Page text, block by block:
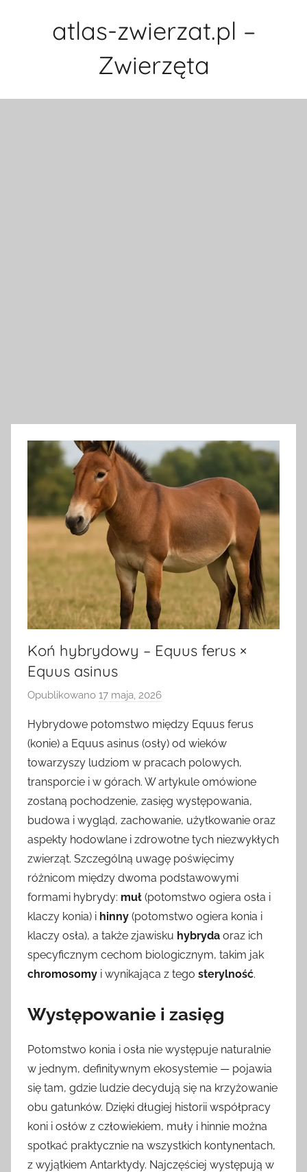
atlas-zwierzat.pl –
Zwierzęta
Koń hybrydowy – Equus ferus ×
Equus asinus
Opublikowano 17 maja, 2026
z
e
z
Hybrydowe potomstwo między Equus ferus
(konie) a Equus asinus (osły) od wieków
towarzyszy ludziom w pracach polowych,
transporcie i w górach. W artykule omówione
zostaną pochodzenie, zasięg występowania,
budowa i wygląd, zachowanie, użytkowanie oraz
aspekty hodowlane i zdrowotne tych niezwykłych
zwierząt. Szczególną uwagę poświęcimy
różnicom między dwoma podstawowymi
formami hybrydy: muł (potomstwo ogiera osła i
klaczy konia) i hinny (potomstwo ogiera konia i
klaczy osła), a także zjawisku hybryda oraz ich
specyficznym cechom biologicznym, takim jak
chromosomy i wynikająca z tego sterylność.
Występowanie i zasięg
Potomstwo konia i osła nie występuje naturalnie
w jednym, definitywnym ekosystemie — pojawia
się tam, gdzie ludzie decydują się na krzyżowanie
obu gatunków. Dzięki długiej historii współpracy
koni i osłów z człowiekiem, muły i hinnie można
spotkać praktycznie na wszystkich kontynentach,
z wyjątkiem Antarktydy. Najczęściej występują w